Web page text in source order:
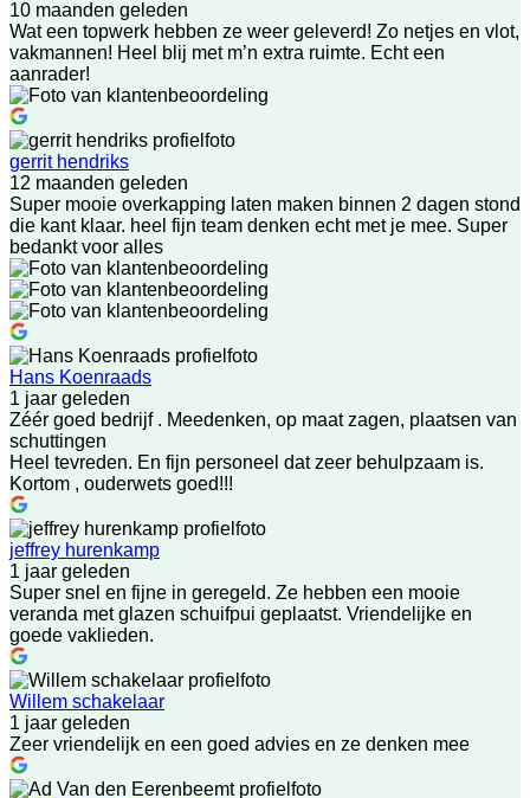
10 maanden geleden
Wat een topwerk hebben ze weer geleverd! Zo netjes en vlot,
vakmannen! Heel blij met m’n extra ruimte. Echt een
aanrader!
gerrit hendriks
12 maanden geleden
Super mooie overkapping laten maken binnen 2 dagen stond
die kant klaar. heel fijn team denken echt met je mee. Super
bedankt voor alles
Hans Koenraads
1 jaar geleden
Zéér goed bedrijf . Meedenken, op maat zagen, plaatsen van
schuttingen
Heel tevreden. En fijn personeel dat zeer behulpzaam is.
Kortom , ouderwets goed!!!
jeffrey hurenkamp
1 jaar geleden
Super snel en fijne in geregeld. Ze hebben een mooie
veranda met glazen schuifpui geplaatst. Vriendelijke en
goede vaklieden.
Willem schakelaar
1 jaar geleden
Zeer vriendelijk en een goed advies en ze denken mee